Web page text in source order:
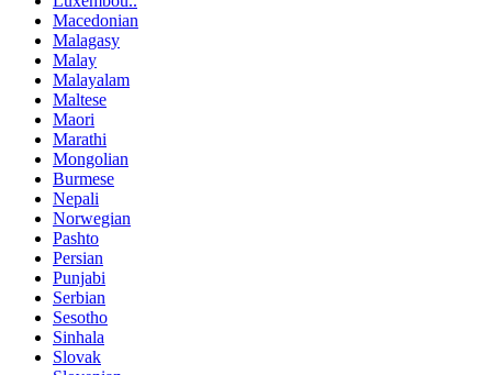
Macedonian
Malagasy
Malay
Malayalam
Maltese
Maori
Marathi
Mongolian
Burmese
Nepali
Norwegian
Pashto
Persian
Punjabi
Serbian
Sesotho
Sinhala
Slovak